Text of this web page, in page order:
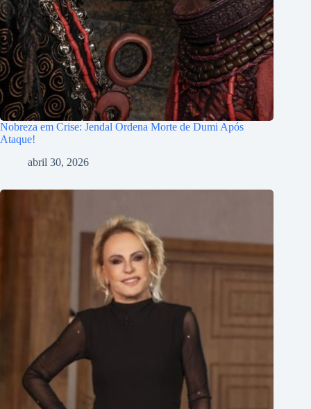
Nobreza em Crise: Jendal Ordena Morte de Dumi Após
Ataque!
abril 30, 2026